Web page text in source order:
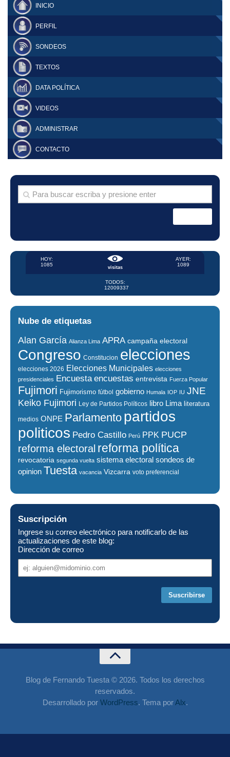
INICIO
PERFIL
SONDEOS
TEXTOS
DATA POLÍTICA
VIDEOS
ADMINISTRAR
CONTACTO
visitas
HOY:
1085
AYER:
1089
TODOS:
12009337
Nube de etiquetas
Alan García Alianza Lima APRA campaña electoral
Congreso Constitucion elecciones
elecciones 2026 Elecciones Municipales elecciones
presidenciales
Encuesta encuestas entrevista Fuerza Popular
Fujimori Fujimorismo fútbol gobierno Humala IOP IU JNE
Keiko Fujimori Ley de Partidos Políticos libro Lima literatura
medios ONPE Parlamento partidos
politicos Pedro Castillo Perú PPK PUCP
reforma electoral reforma política
revocatoria segunda vuelta sistema electoral sondeos de
opinion Tuesta vacancia Vizcarra voto preferencial
Suscripción
Ingrese su correo electrónico para notificarlo de las
actualizaciones de este blog:
Dirección de correo
de
Blog de Fernando Tuesta © 2026. Todos los derechos
reservados.
Desarrollado por WordPress. Tema porAlx.